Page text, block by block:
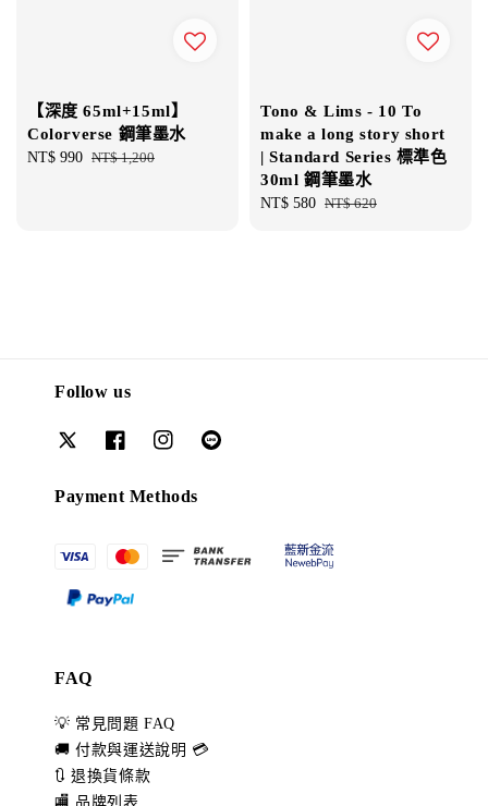
【深度 65ml+15ml】
Colorverse 鋼筆墨水
Sale
NT$ 990 Regular
NT$ 1,200
Tono & Lims - 10 To
make a long story short
| Standard Series 標準色
30ml 鋼筆墨水
Sale
NT$ 580 Regular
NT$ 620
Follow us
Payment Methods
FAQ
💡 常見問題 FAQ
🚚 付款與運送說明 💳
🔃 退換貨條款
🏬 品牌列表